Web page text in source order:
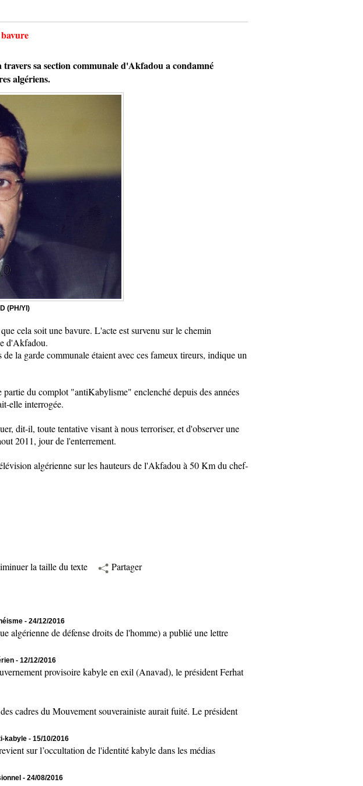
sa section communale d'Akfadou a condamné
algériens.
(PH/YI)
cela soit une bavure. L'acte est survenu sur le chemin
d'Akfadou.
la garde communale étaient avec ces fameux tireurs, indique un
du complot "antiKabylisme" enclenché depuis des années
elle interrogée.
dit-il, toute tentative visant à nous terroriser, et d'observer une
2011, jour de l'enterrement.
algérienne sur les hauteurs de l'Akfadou à 50 Km du chef-
la taille du texte Partager
- 24/12/2016
de défense droits de l'homme) a publié une lettre
- 12/12/2016
provisoire kabyle en exil (Anavad), le président Ferhat
cadres du Mouvement souverainiste aurait fuité. Le président
kabyle - 15/10/2016
sur l’occultation de l'identité kabyle dans les médias
- 24/08/2016